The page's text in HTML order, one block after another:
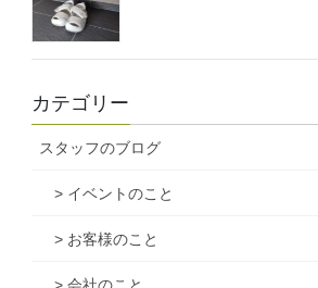
カテゴリー
スタッフのブログ
> イベントのこと
> お客様のこと